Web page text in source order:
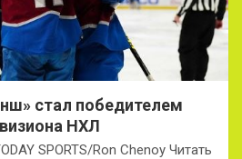
стал победителем
НХЛ
SPORTS/Ron Chenoy Читать